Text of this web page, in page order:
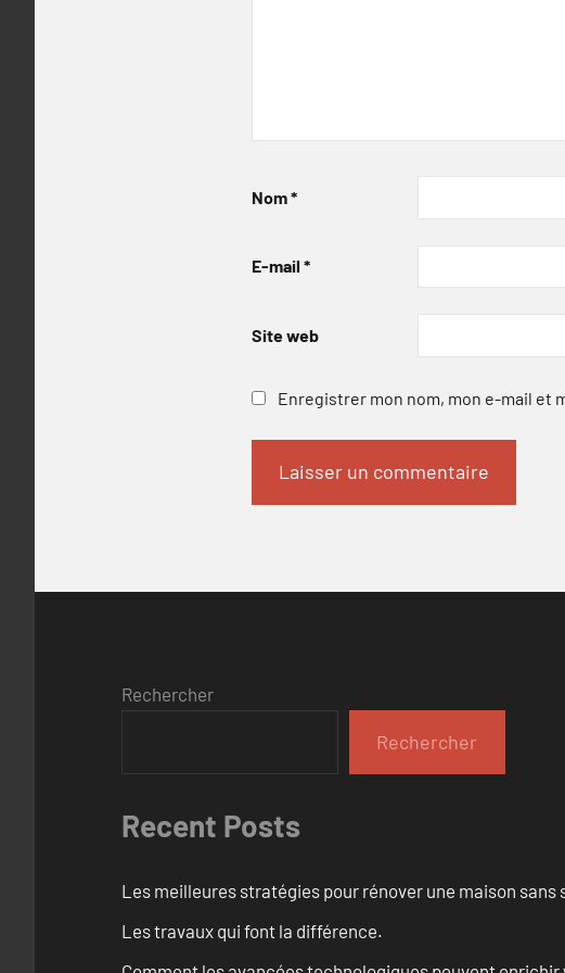
Nom*
E-mail *
Site web
Enregistrer mon nom, mon e-mail et
Rechercher
Rechercher
Recent Posts
Les meilleures stratégies pour rénover une maison sans
Les travaux qui font la différence.